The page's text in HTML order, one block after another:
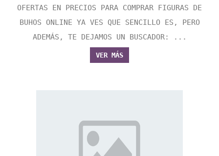
OFERTAS EN PRECIOS PARA COMPRAR FIGURAS DE
BUHOS ONLINE YA VES QUE SENCILLO ES, PERO
ADEMÁS, TE DEJAMOS UN BUSCADOR: ...
VER MÁS